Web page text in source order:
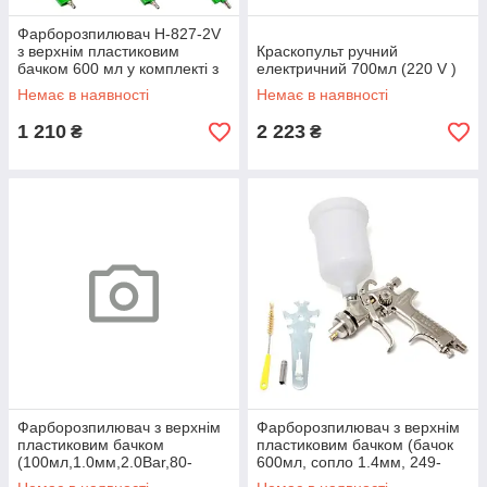
Фарборозпилювач H-827-2V
з верхнім пластиковим
бачком 600 мл у комплекті з
аксесуарами, набір 5 пр.
RockForce
Немає в наявності
1 210 ₴
Краскопульт ручний
електричний 700мл (220 V )
Немає в наявності
2 223 ₴
Фарборозпилювач з верхнім
пластиковим бачком
(100мл,1.0мм,2.0Bar,80-
130л/хв)
Фарборозпилювач з верхнім
пластиковим бачком (бачок
600мл, сопло 1.4мм, 249-
320л/хв)